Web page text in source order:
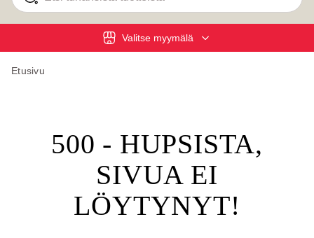
Valitse myymälä
Etusivu
500 - HUPSISTA,
SIVUA EI
LÖYTYNYT!